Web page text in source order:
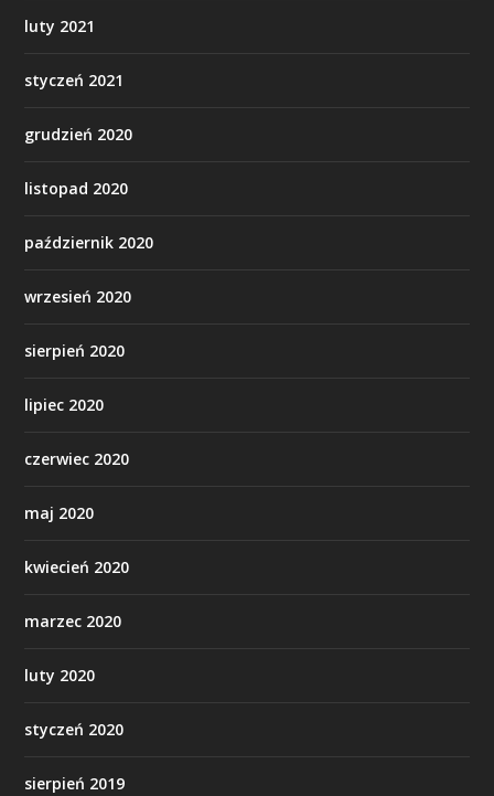
luty 2021
styczeń 2021
grudzień 2020
listopad 2020
październik 2020
wrzesień 2020
sierpień 2020
lipiec 2020
czerwiec 2020
maj 2020
kwiecień 2020
marzec 2020
luty 2020
styczeń 2020
sierpień 2019